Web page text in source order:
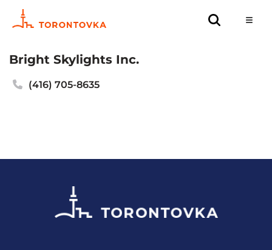
Bright Skylights Inc.
(416) 705-8635